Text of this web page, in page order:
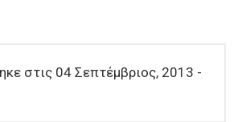
στις 04 Σεπτέμβριος, 2013 -